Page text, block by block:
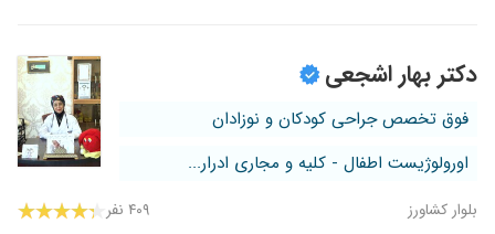
دکتر بهار اشجعی
فوق تخصص جراحی کودکان و نوزادان
اورولوژیست اطفال - کلیه و مجاری ادرار...
بلوار کشاورز ۴۰۹ نفر